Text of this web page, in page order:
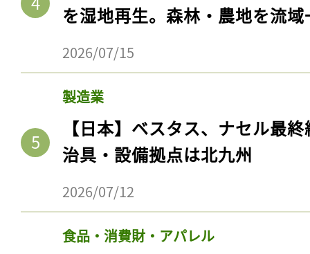
を湿地再生。森林・農地を流
2026/07/15
製造業
【日本】ベスタス、ナセル最
治具・設備拠点は北九州
2026/07/12
食品・消費財・アパレル